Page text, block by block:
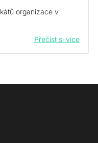
organizace v
Přečíst si více